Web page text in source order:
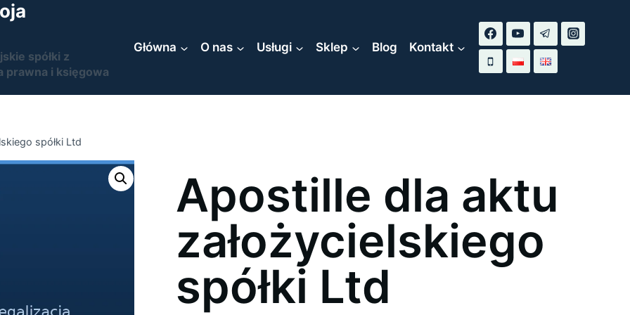
spółki z
prawna i księgowa
Główna O nas Usługi Sklep Blog Kontakt
spółki Ltd
Apostille dla aktu
założycielskiego
spółki Ltd